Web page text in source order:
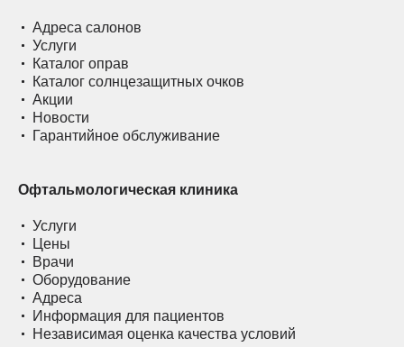
Адреса салонов
Услуги
Каталог оправ
Каталог солнцезащитных очков
Акции
Новости
Гарантийное обслуживание
Офтальмологическая клиника
Услуги
Цены
Врачи
Оборудование
Адреса
Информация для пациентов
Независимая оценка качества условий